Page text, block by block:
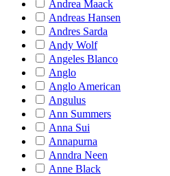
Andrea Maack
Andreas Hansen
Andres Sarda
Andy Wolf
Angeles Blanco
Anglo
Anglo American
Angulus
Ann Summers
Anna Sui
Annapurna
Anndra Neen
Anne Black